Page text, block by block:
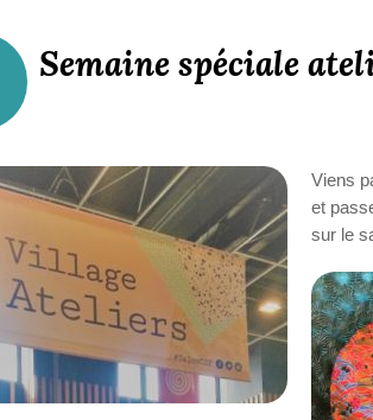
Semaine spéciale
Viens
et
sur le